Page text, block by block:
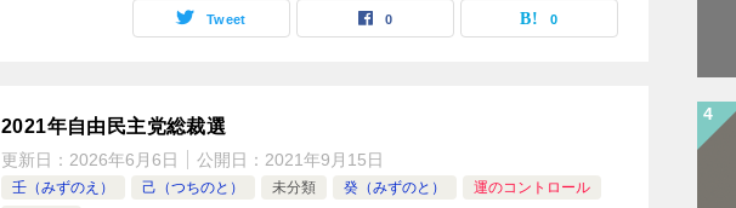
Tweet 0 0
2021年自由民主党総裁選
更新日： 2026年6月6日 公開日： 2021年9月15日
壬（みずのえ） 己（つちのと） 未分類 癸（みずのと）
運のコントロール